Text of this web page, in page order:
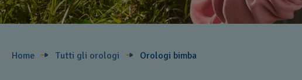
Home Tutti gli orologi Orologi bimba